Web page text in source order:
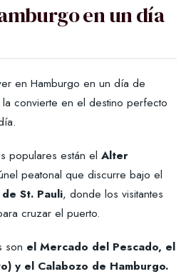
en un día
en Hamburgo en un día de
convierte en el destino perfecto
populares están el Alter
peatonal que discurre bajo el
St. Pauli, donde los visitantes
cruzar el puerto.
son el Mercado del Pescado, el
y el Calabozo de Hamburgo.